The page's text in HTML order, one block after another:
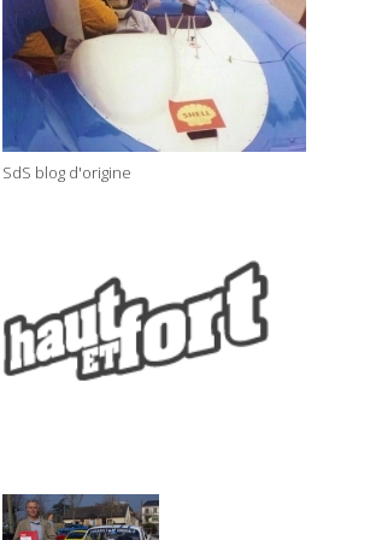
SdS blog d'origine